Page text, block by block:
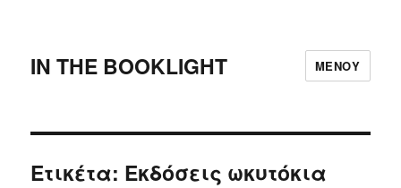
IN THE BOOKLIGHT ΜΕΝΟΎ
Ετικέτα: Εκδόσεις ωκυτόκια